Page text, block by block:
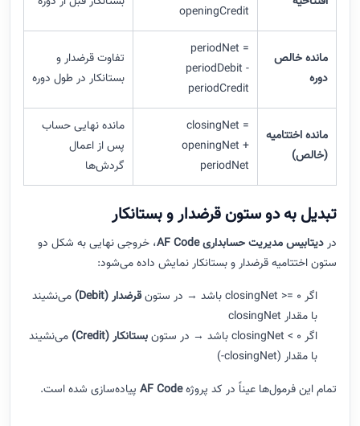
openingCredit
مانده خالص
periodNet =
periodDebit -
periodCredit
تفاوت قرضدار و
بستانکار در طول دوره
مانده اختتامیه
(خالص)
closingNet =
openingNet +
periodNet
مانده نهایی حساب
پس از اعمال
گردش‌ها
تبدیل به دو ستون قرضدار و بستانکار
دیتابیس مدیریت حسابداری AF Code
، خروجی نهایی به شکل دو
ستون اختتامیه قرضدار و بستانکار نمایش داده می‌شود:
قرضدار (Debit)
می‌نشیند
با مقدار closingNet
بستانکار (Credit)
می‌نشیند
با مقدار (closingNet-)
تمام این فرمول‌ها عیناً در کد پروژهAF Codeپیاده‌سازی شده است.